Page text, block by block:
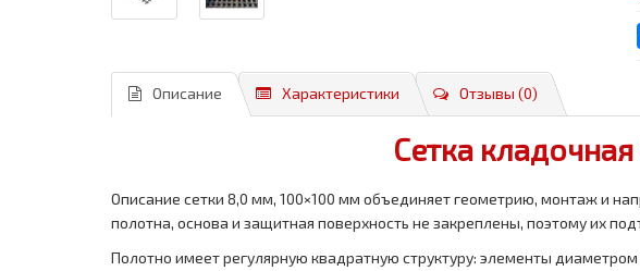
Описание Характеристики Отзывы (0)
Сетка
Описание сетки 8,0 мм, 100×100 мм объединяет геометрию, монтаж и
полотна, основа и защитная поверхность не закреплены, поэтому их
Полотно имеет регулярную квадратную структуру: элементы